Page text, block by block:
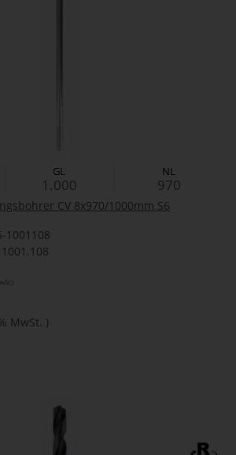
GL
1.000
NL
970
CV 8x970/1000mm S6
1001108
1001.108
MwSt. )